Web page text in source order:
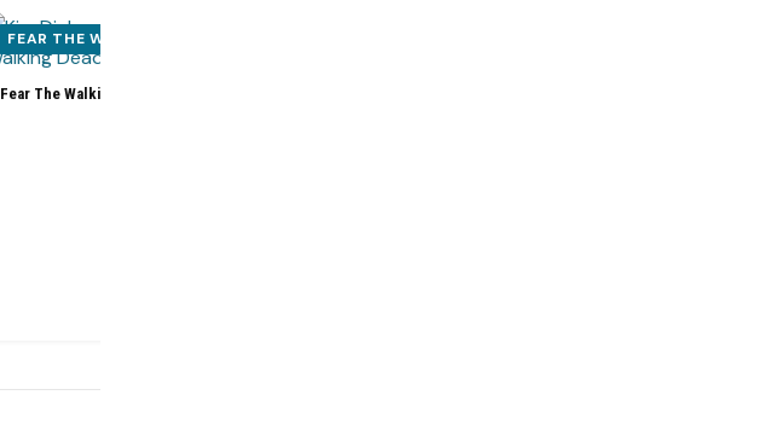
FEAR THE WALKING DEAD
Fear The Walking Dead 8x10: Promo, fotos y sinopsis